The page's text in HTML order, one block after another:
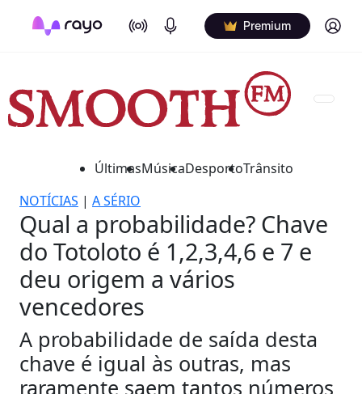
On Air Podcasts Premium Log in
ÚltimasMúsicaDesportoTrânsito
NOTÍCIAS | A SÉRIO
Qual a probabilidade? Chave
do Totoloto é 1,2,3,4,6 e 7 e
deu origem a vários
vencedores
A probabilidade de saída desta
chave é igual às outras, mas
raramente saem tantos números